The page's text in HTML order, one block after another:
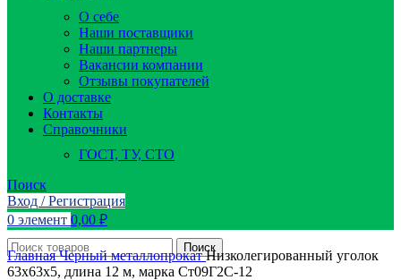
О себе
Наши поставщики
Наши партнеры
Вакансии компании
Отзывы покупателей
О доставке
Контакты
Справочники
ГОСТ, ТУ, СТО
Поиск
Вход / Регистрация
0 элемент 0,00 ₽
Поиск
ГлавнаяЧерный металлопрокатНизколегированный уголок
63х63х5, длина 12 м, марка Ст09Г2С-12